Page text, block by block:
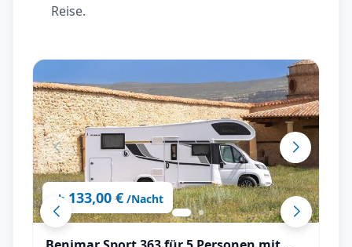
Reise.
ab 133,00 € /Nacht